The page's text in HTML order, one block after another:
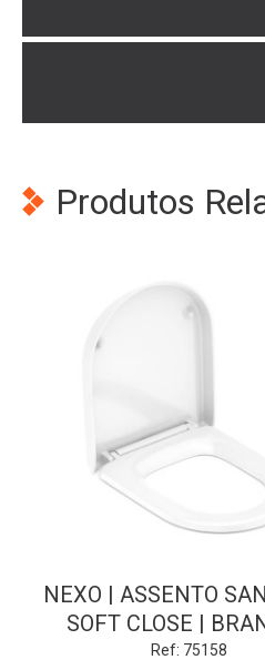
Produtos
NEXO | ASSENTO
SOFT CLOSE |
ROCA
Ref: 75158